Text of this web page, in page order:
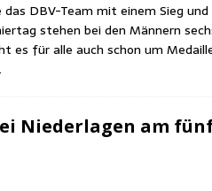
DBV-Team mit einem Sieg und
ste­hen bei den Män­nern
es für alle auch schon um
Nie­der­la­gen am